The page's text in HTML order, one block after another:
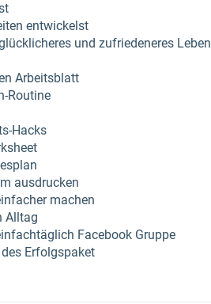
entwickelst
und zufriedeneres Leben
Arbeitsblatt
Routine
Hacks
ausdrucken
machen
Alltag
Facebook Gruppe
Erfolgspaket